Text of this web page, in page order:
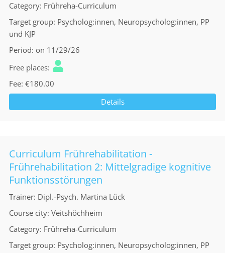
Category Frühreha-Curriculum
Target group Psycholog:innen, Neuropsycholog:innen, PP
und KJP
Period on 11/29/26
Free places
Fee €180.00
Details
Curriculum Frührehabilitation -
Frührehabilitation 2: Mittelgradige kognitive
Funktionsstörungen
Trainer Dipl.-Psych. Martina Lück
Course city Veitshöchheim
Category Frühreha-Curriculum
Target group Psycholog:innen, Neuropsycholog:innen, PP